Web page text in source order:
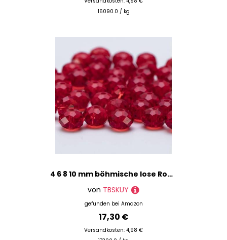
16090.0 / kg
4 6 8 10 mm böhmische lose Rondelle-Kristallperlen zur Schmuckherstellung, DIY-Handarbeit, AB-Farben, Spacer, facettierte Glasperlen – BZ1200-02 – 8 mm – 68 Stück
von TBSKUY
gefunden bei Amazon
17,30 €
Versandkosten: 4,98 €